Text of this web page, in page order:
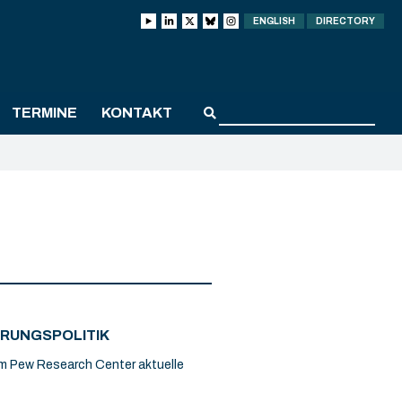
ENGLISH DIRECTORY
TERMINE KONTAKT
Pew Research Center aktuelle